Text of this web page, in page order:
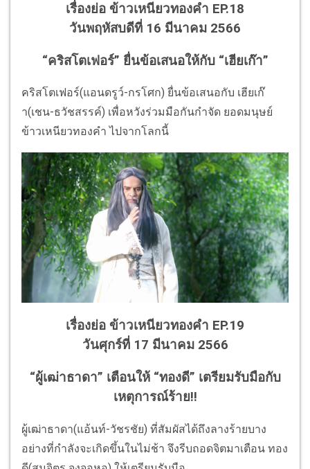
เรื่องย่อ ข้าวเหนียวทองคำ EP.18
วันพฤหัสบดีที่ 16 มีนาคม 2566
“คริสโตเฟอร์” ยื่นข้อเสนอให้กับ “เฮียเก๊า”
คริสโตเฟอร์(แอนดรูว์-กรโศก) ยื่นข้อเสนอกับ เฮียเก๊
า(เชน-ธวัชสรรค์) เพื่อหวังร่วมมือกันกำจัด ยอดมนุษย์
ข้าวเหนียวทองคำ ไปจากโลกนี้
เรื่องย่อ ข้าวเหนียวทองคำ EP.19
วันศุกร์ที่ 17 มีนาคม 2566
“ผู้เฒ่าธาดา” เตือนให้ “ทองดี” เตรียมรับมือกับ
เหตุการณ์ร้าย!!
ผู้เฒ่าธาดา(แอ้นท์-วัชรชัย) ที่สัมผัสได้ถึงลางร้ายบาง
อย่างที่กำลังจะเกิดขึ้นในไม่ช้า จึงรีบถอดจิตมาเตือน ทอง